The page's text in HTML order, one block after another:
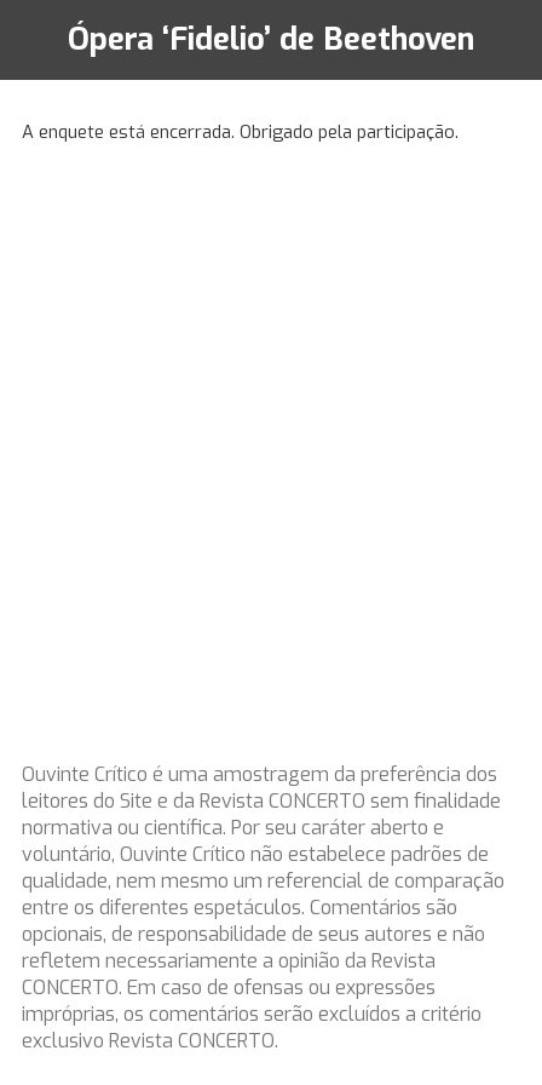
Ópera ‘Fidelio’ de Beethoven
A enquete está encerrada. Obrigado pela participação.
Ouvinte Crítico é uma amostragem da preferência dos
leitores do Site e da Revista CONCERTO sem finalidade
normativa ou científica. Por seu caráter aberto e
voluntário, Ouvinte Crítico não estabelece padrões de
qualidade, nem mesmo um referencial de comparação
entre os diferentes espetáculos. Comentários são
opcionais, de responsabilidade de seus autores e não
refletem necessariamente a opinião da Revista
CONCERTO. Em caso de ofensas ou expressões
impróprias, os comentários serão excluídos a critério
exclusivo Revista CONCERTO.